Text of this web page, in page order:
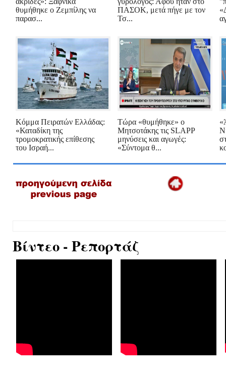
θυμήθηκε ο Ζεμπίλης να
παρασ...
ΠΑΣΟΚ, μετά πήγε με τον
Τσ...
Κόμμα Πειρατών Ελλάδας:
«Καταδίκη της
τρομοκρατικής επίθεσης
του Ισραή...
Τώρα «θυμήθηκε» ο
Μητσοτάκης τις SLAPP
μηνύσεις και αγωγές:
«Σύντομα θ...
Βίντεο - Ρεπορτάζ